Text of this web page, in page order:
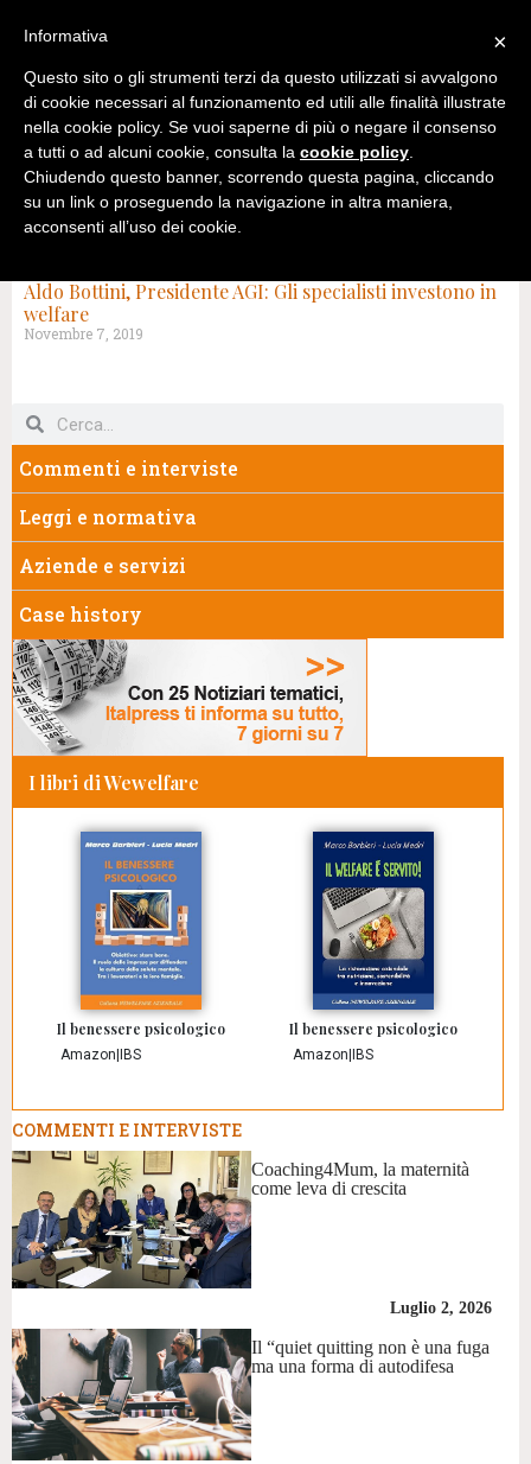
Aldo Bottini, Presidente AGI: Gli specialisti investono in
welfare
Novembre 7, 2019
Commenti e interviste
Leggi e normativa
Aziende e servizi
Case history
I libri di Wewelfare
Il benessere psicologico
Amazon IBS
Il benessere psicologico
Amazon IBS
COMMENTI E INTERVISTE
Coaching4Mum, la maternità
come leva di crescita
Luglio 2, 2026
Il “quiet quitting non è una fuga
ma una forma di autodifesa
×
Informativa
Questo sito o gli strumenti terzi da questo utilizzati si avvalgono
di cookie necessari al funzionamento ed utili alle finalità illustrate
nella cookie policy. Se vuoi saperne di più o negare il consenso
a tutti o ad alcuni cookie, consulta la cookie policy.
Chiudendo questo banner, scorrendo questa pagina, cliccando
su un link o proseguendo la navigazione in altra maniera,
acconsenti all’uso dei cookie.